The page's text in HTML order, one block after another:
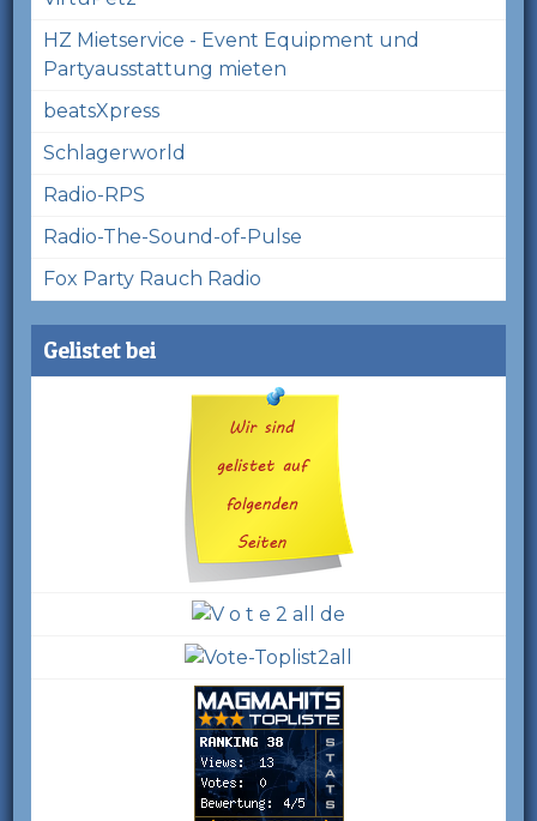
HZ Mietservice - Event Equipment und
Partyausstattung mieten
beatsXpress
Schlagerworld
Radio-RPS
Radio-The-Sound-of-Pulse
Fox Party Rauch Radio
Gelistet bei